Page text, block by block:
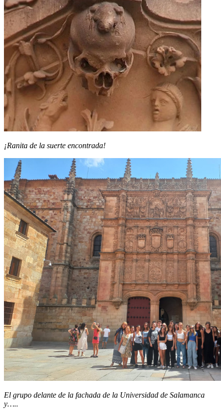
¡Ranita de la suerte encontrada!
El grupo delante de la fachada de la Universidad de Salamanca
y…..